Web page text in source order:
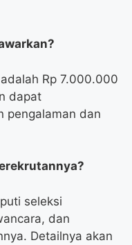
Rp 7.000.000
dapat
pengalaman dan
seleksi
dan
Detailnya akan